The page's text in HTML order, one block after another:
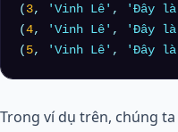
( 3, 'Vinh Lê' , 'Đây
( 4, 'Vinh Lê' , 'Đây
( 5, 'Vinh Lê' , 'Đây
Trong ví dụ trên, chúng